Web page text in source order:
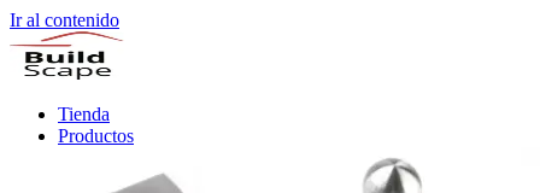
Ir al contenido
Tienda
Productos